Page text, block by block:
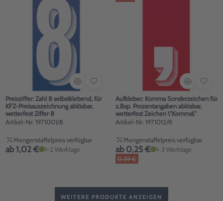
Preisziffer: Zahl 8 selbstklebend, für
KFZ-Preisauszeichnung ablösbar,
wetterfest Ziffer 8
Artikel-Nr: 1971001/8
Mengenstaffelpreis verfügbar
ab 1,02 € 1-2 Werktage
Aufkleber: Komma Sonderzeichen für
z.Bsp. Prozentangaben ablösbar,
wetterfest Zeichen \"Komma\"
Artikel-Nr: 1971012/R
Mengenstaffelpreis verfügbar
ab 0,25 €
1-3 Werktage
0,39 €
WEITERE PRODUKTE ANZEIGEN